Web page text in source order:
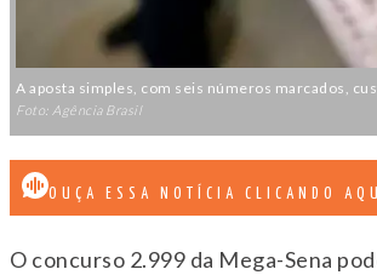
A aposta simples, com seis números marcados,
Foto: Agência Brasil
OUÇA ESSA NOTÍCIA CLICANDO
O concurso 2.999 da Mega-Sena